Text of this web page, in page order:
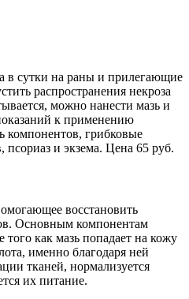
в сутки на раны и прилегающие
распространения некроза
можно нанести мазь и
к применению
компонентов, грибковые
и экзема. Цена 65 руб.
восстановить
Основным компонентам
того как мазь попадает на кожу
именно благодаря ней
тканей, нормализуется
их питание.